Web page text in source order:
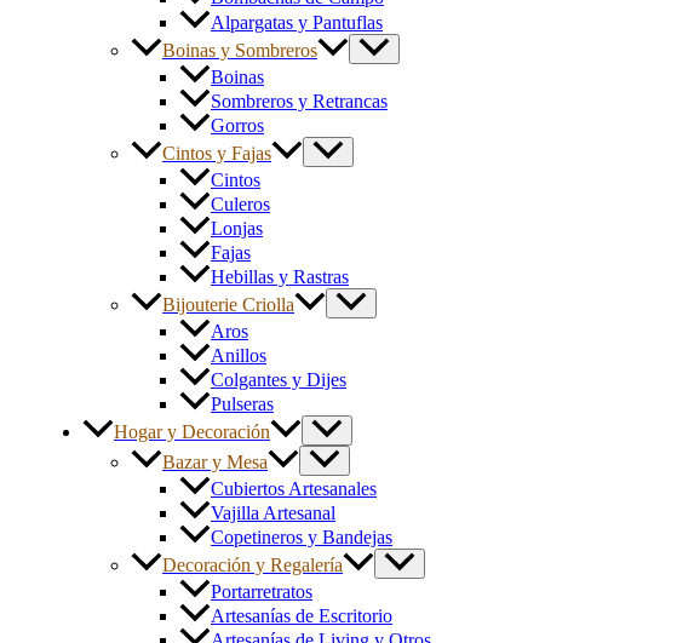
Alpargatas y Pantuflas
Boinas y Sombreros
Boinas
Sombreros y Retrancas
Gorros
Cintos y Fajas
Cintos
Culeros
Lonjas
Fajas
Hebillas y Rastras
Bijouterie Criolla
Aros
Anillos
Colgantes y Dijes
Pulseras
Hogar y Decoración
Bazar y Mesa
Cubiertos Artesanales
Vajilla Artesanal
Copetineros y Bandejas
Decoración y Regalería
Portarretratos
Artesanías de Escritorio